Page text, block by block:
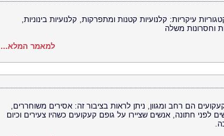
עיקריות: קלנועיות קטנות ומתפרקות, קלנועיות בינוניות,
וחסרונות משלה
למאמר המלא...
הם רחב ומגוון, ניתן לראות בציבור זה: אסירים משוחררים,
לפני חתונה, אנשים שציירו על גופם קעקועים כשהיו צעירים וכיום